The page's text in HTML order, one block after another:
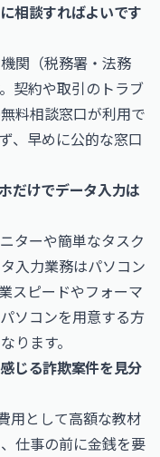
相談すればよいです
関（税務署・法務
契約や取引のトラブ
料相談窓口が利用で
、早めに公的な窓口
だけでデータ入力は
ターや簡単なタスク
入力業務はパソコン
スピードやフォーマ
ソコンを用意する方
ります。
じる詐欺案件を見分
用として高額な教材
仕事の前に金銭を要